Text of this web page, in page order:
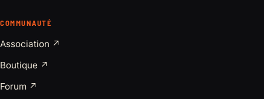
COMMUNAUTÉ
Association ↗
Boutique ↗
Forum ↗